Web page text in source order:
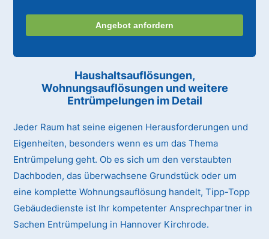
Angebot anfordern
Haushaltsauflösungen,
Wohnungsauflösungen und weitere
Entrümpelungen im Detail
Jeder Raum hat seine eigenen Herausforderungen und
Eigenheiten, besonders wenn es um das Thema
Entrümpelung geht. Ob es sich um den verstaubten
Dachboden, das überwachsene Grundstück oder um
eine komplette Wohnungsauflösung handelt, Tipp-Topp
Gebäudedienste ist Ihr kompetenter Ansprechpartner in
Sachen Entrümpelung in Hannover Kirchrode.